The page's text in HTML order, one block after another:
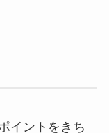
イントをきち